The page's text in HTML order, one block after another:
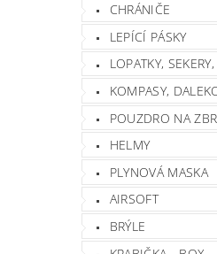
CHRÁNIČE
LEPÍCÍ PÁSKY
LOPATKY,
KOMPASY,
POUZDRO NA
HELMY
PLYNOVÁ MASKA
AIRSOFT
BRÝLE